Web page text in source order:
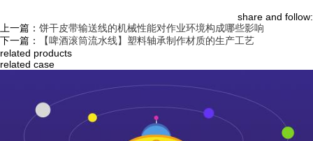
share and follow:
上一篇： 饼干皮带输送线的机械性能对作业环境构成哪些影响
下一篇：
【啤酒滚筒流水线】塑料轴承制作材质的生产工艺
related products
related case